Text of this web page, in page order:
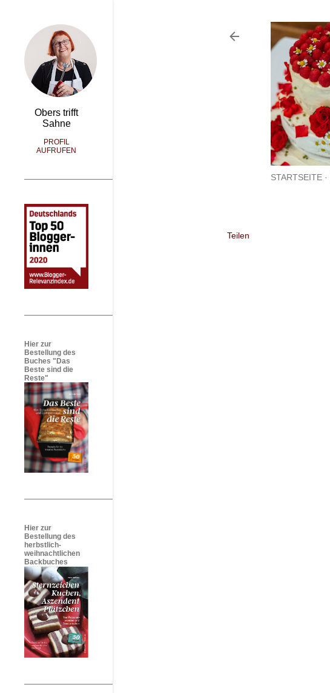
STARTSEITE
Teilen
Obers trifft
Sahne
PROFIL
AUFRUFEN
Hier zur
Bestellung des
Buches "Das
Beste sind die
Reste"
Hier zur
Bestellung des
herbstlich-
weihnachtlichen
Backbuches